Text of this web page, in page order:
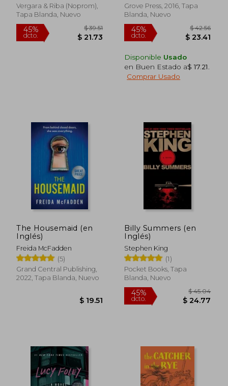
45%
dcto.
Vergara & Riba (Noprom),
Tapa Blanda, Nuevo
Grove Press, 2016, Tapa
Blanda, Nuevo
Disponible Usado
en Buen Estado a$ 17.21
Comprar Usado
The Housemaid (en
Inglés)
Freida McFadden
(5)
Grand Central Publishing,
2022, Tapa Blanda, Nuevo
Billy Summers (en
Inglés)
Stephen King
(1)
Pocket Books, Tapa
Blanda, Nuevo